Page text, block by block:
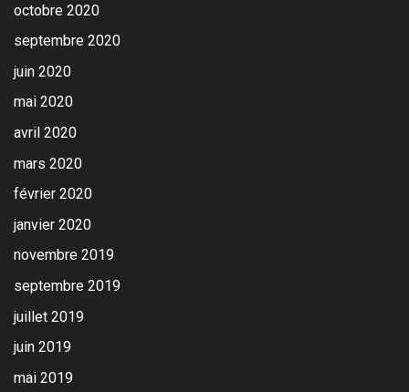
octobre 2020
septembre 2020
juin 2020
mai 2020
avril 2020
mars 2020
février 2020
janvier 2020
novembre 2019
septembre 2019
juillet 2019
juin 2019
mai 2019